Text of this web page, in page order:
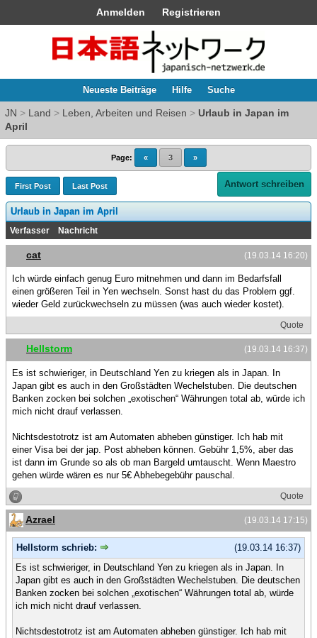
Anmelden Registrieren
Neueste Beiträge Hilfe Suche
JN > Land > Leben, Arbeiten und Reisen > Urlaub in Japan im
April
Page: « 3 »
First Post Last Post Antwort schreiben
Urlaub in Japan im April
Verfasser Nachricht
(19.03.14 16:20)
cat
Ich würde einfach genug Euro mitnehmen und dann im Bedarfsfall
einen größeren Teil in Yen wechseln. Sonst hast du das Problem ggf.
wieder Geld zurückwechseln zu müssen (was auch wieder kostet).
Quote
(19.03.14 16:37)
Hellstorm
Es ist schwieriger, in Deutschland Yen zu kriegen als in Japan. In
Japan gibt es auch in den Großstädten Wechelstuben. Die deutschen
Banken zocken bei solchen „exotischen“ Währungen total ab, würde ich
mich nicht drauf verlassen.
Nichtsdestotrotz ist am Automaten abheben günstiger. Ich hab mit
einer Visa bei der jap. Post abheben können. Gebühr 1,5%, aber das
ist dann im Grunde so als ob man Bargeld umtauscht. Wenn Maestro
gehen würde wären es nur 5€ Abhebegebühr pauschal.
Quote
(19.03.14 17:15)
Azrael
(19.03.14 16:37)
Hellstorm schrieb:
Es ist schwieriger, in Deutschland Yen zu kriegen als in Japan. In
Japan gibt es auch in den Großstädten Wechelstuben. Die deutschen
Banken zocken bei solchen „exotischen“ Währungen total ab, würde
ich mich nicht drauf verlassen.
Nichtsdestotrotz ist am Automaten abheben günstiger. Ich hab mit